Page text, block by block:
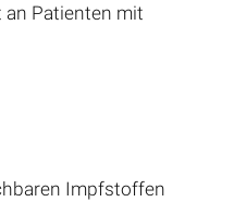
Patienten mit
Impfstoffen